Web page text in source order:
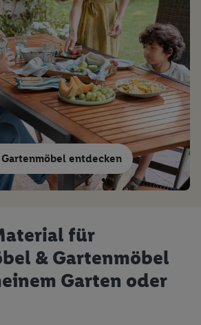
entdecken
für
& Gartenmöbel
Garten oder